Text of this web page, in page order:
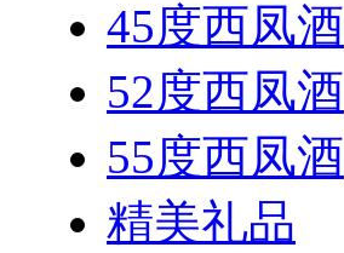
45度西凤酒
52度西凤酒
55度西凤酒
精美礼品